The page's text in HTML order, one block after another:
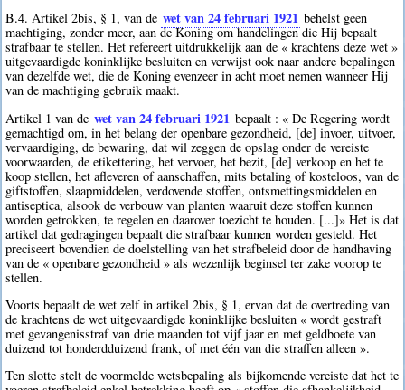
B.4. Artikel 2bis, § 1, van de wet van 24 februari 1921 behelst geen
machtiging, zonder meer, aan de Koning om handelingen die Hij bepaalt
strafbaar te stellen. Het refereert uitdrukkelijk aan de « krachtens deze wet »
uitgevaardigde koninklijke besluiten en verwijst ook naar andere bepalingen
van dezelfde wet, die de Koning evenzeer in acht moet nemen wanneer Hij
van de machtiging gebruik maakt.
Artikel 1 van de wet van 24 februari 1921 bepaalt : « De Regering wordt
gemachtigd om, in het belang der openbare gezondheid, [de] invoer, uitvoer,
vervaardiging, de bewaring, dat wil zeggen de opslag onder de vereiste
voorwaarden, de etikettering, het vervoer, het bezit, [de] verkoop en het te
koop stellen, het afleveren of aanschaffen, mits betaling of kosteloos, van de
giftstoffen, slaapmiddelen, verdovende stoffen, ontsmettingsmiddelen en
antiseptica, alsook de verbouw van planten waaruit deze stoffen kunnen
worden getrokken, te regelen en daarover toezicht te houden. [...]» Het is dat
artikel dat gedragingen bepaalt die strafbaar kunnen worden gesteld. Het
preciseert bovendien de doelstelling van het strafbeleid door de handhaving
van de « openbare gezondheid » als wezenlijk beginsel ter zake voorop te
stellen.
Voorts bepaalt de wet zelf in artikel 2bis, § 1, ervan dat de overtreding van
de krachtens de wet uitgevaardigde koninklijke besluiten « wordt gestraft
met gevangenisstraf van drie maanden tot vijf jaar en met geldboete van
duizend tot honderdduizend frank, of met één van die straffen alleen ».
Ten slotte stelt de voormelde wetsbepaling als bijkomende vereiste dat het te